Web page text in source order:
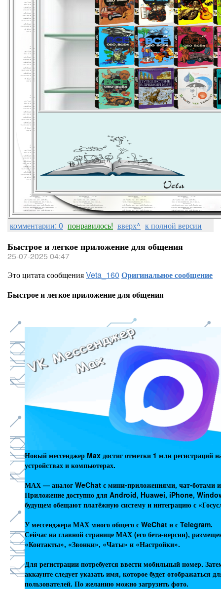
комментарии: 0 понравилось! вверх^ к полной версии
Быстрое и легкое приложение для общения
25-07-2025 04:47
Это цитата сообщенияVeta_160 Оригинальное сообщение
Быстрое и легкое приложение для общения
Новый мессенджер Max достиг отметки 1 млн регистраций
устройствах и компьютерах.
МАХ — аналог WeChat с мини-приложениями, чат-ботами
Приложение доступно для Android, Huawei, iPhone,
будущем обещают платёжную систему и интеграцию с
У мессенджера МАХ много общего с WeChat и с Telegram.
Сейчас на главной странице МАХ (его бета-версии),
«Контакты», «Звонки», «Чаты» и «Настройки».
Для регистрации потребуется ввести мобильный номер.
аккаунте следует указать имя, которое будет отображаться
пользователей. По желанию можно загрузить фото.